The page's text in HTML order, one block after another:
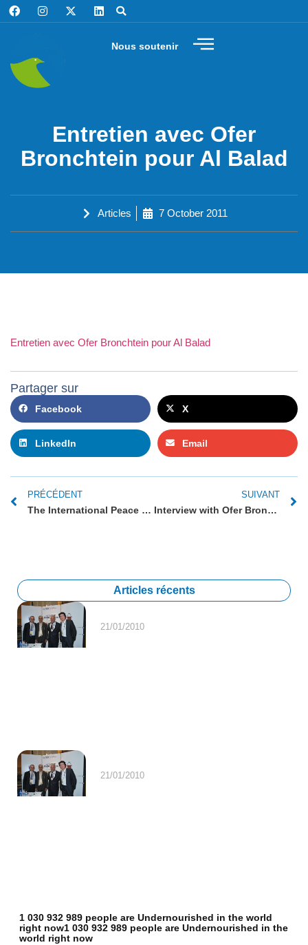
Nous soutenir
Entretien avec Ofer
Bronchtein pour Al Balad
Articles 7 October 2011
Entretien avec Ofer Bronchtein pour Al Balad
Partager sur
Facebook X
LinkedIn Email
PRÉCÉDENT
The International Peace Forum sends you its best wishes
SUIVANT
Interview with Ofer Bronchtein for Al Balad
Articles récents
21/01/2010
21/01/2010
1 030 932 989 people are Undernourished in the world
right now1 030 932 989 people are Undernourished in the
world right now